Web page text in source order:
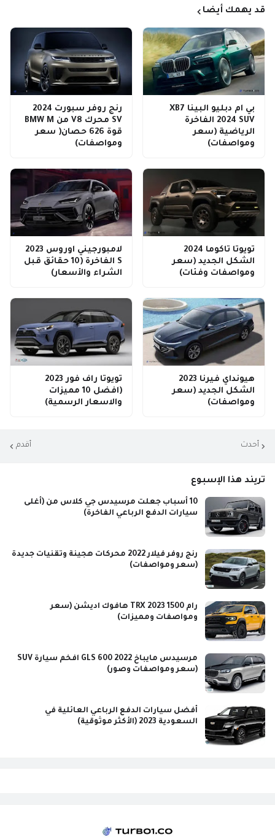
قد يهمك أيضا
بي ام دبليو البينا XB7
2024 SUV الفاخرة
الرياضية (سعر
ومواصفات)
رنج روفر سبورت 2024
SV محرك V8 من BMW M
قوة 626 حصان( سعر
ومواصفات)
تويوتا تاكوما 2024
الشكل الجديد (سعر
ومواصفات وفئات)
لامبورجيني اوروس 2023
S الفاخرة (10 حقائق قبل
الشراء والأسعار)
هيونداي فيرنا 2023
الشكل الجديد (سعر
ومواصفات)
تويوتا راف فور 2023
(افضل 10 مميزات
والاسعار الرسمية)
أحدث أقدم
تريند هذا الإسبوع
10 أسباب جعلت مرسيدس جي كلاس من (أغلى
سيارات الدفع الرباعي الفاخرة)
رنج روفر فيلار 2022 محركات هجينة وتقنيات جديدة
(سعر ومواصفات)
رام 1500 TRX 2023 هافوك اديشن (سعر
ومواصفات ومميزات)
مرسيدس مايباخ GLS 600 2022 افخم سيارة SUV
(سعر ومواصفات وصور)
أفضل سيارات الدفع الرباعي العائلية في
السعودية 2023 (الأكثر موثوقية)